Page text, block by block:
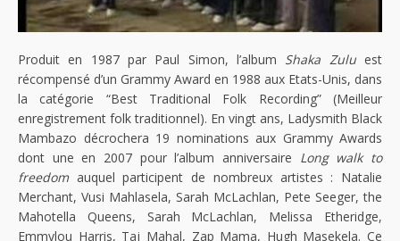
Produit en 1987 par Paul Simon, l’album Shaka Zuluest
récompensé d’un Grammy Award en 1988 aux Etats-Unis, dans
la catégorie “Best Traditional Folk Recording” (Meilleur
enregistrement folk traditionnel). En vingt ans, Ladysmith Black
Mambazo décrochera 19 nominations aux Grammy Awards
dont une en 2007 pour l’album anniversaire Long walk to
freedomauquel participent de nombreux artistes : Natalie
Merchant, Vusi Mahlasela, Sarah McLachlan, Pete Seeger, the
Mahotella Queens, Sarah McLachlan, Melissa Etheridge,
Emmylou Harris, Taj Mahal, Zap Mama, Hugh Masekela. Ce